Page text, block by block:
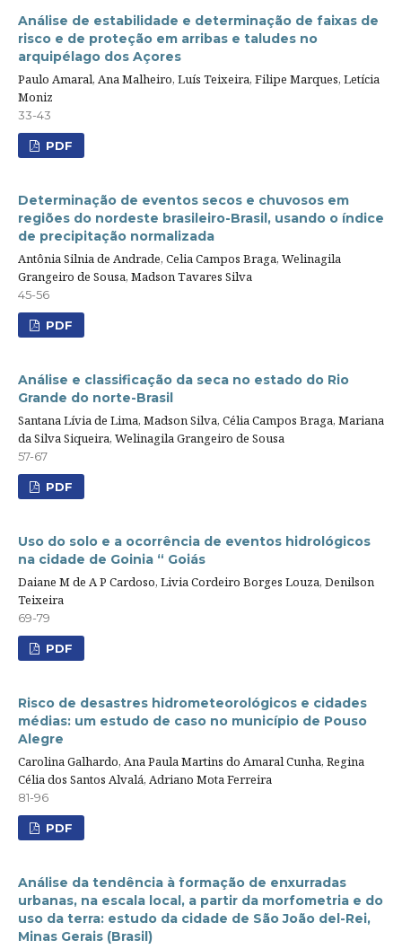
Análise de estabilidade e determinação de faixas de
risco e de proteção em arribas e taludes no
arquipélago dos Açores
Paulo Amaral, Ana Malheiro, Luís Teixeira, Filipe Marques, Letícia
Moniz
33-43
PDF
Determinação de eventos secos e chuvosos em
regiões do nordeste brasileiro-Brasil, usando o índice
de precipitação normalizada
Antônia Silnia de Andrade, Celia Campos Braga, Welinagila
Grangeiro de Sousa, Madson Tavares Silva
45-56
PDF
Análise e classificação da seca no estado do Rio
Grande do norte-Brasil
Santana Lívia de Lima, Madson Silva, Célia Campos Braga, Mariana
da Silva Siqueira, Welinagila Grangeiro de Sousa
57-67
PDF
Uso do solo e a ocorrência de eventos hidrológicos
na cidade de Goinia “ Goiás
Daiane M de A P Cardoso, Livia Cordeiro Borges Louza, Denilson
Teixeira
69-79
PDF
Risco de desastres hidrometeorológicos e cidades
médias: um estudo de caso no município de Pouso
Alegre
Carolina Galhardo, Ana Paula Martins do Amaral Cunha, Regina
Célia dos Santos Alvalá, Adriano Mota Ferreira
81-96
PDF
Análise da tendência à formação de enxurradas
urbanas, na escala local, a partir da morfometria e do
uso da terra: estudo da cidade de São João del-Rei,
Minas Gerais (Brasil)